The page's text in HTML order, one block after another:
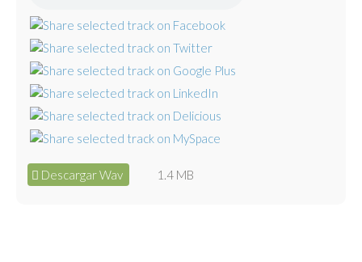
Descargar Wav 1.4 MB